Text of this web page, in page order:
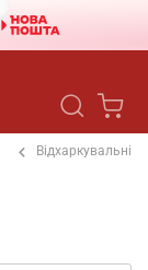
Відхаркувальні